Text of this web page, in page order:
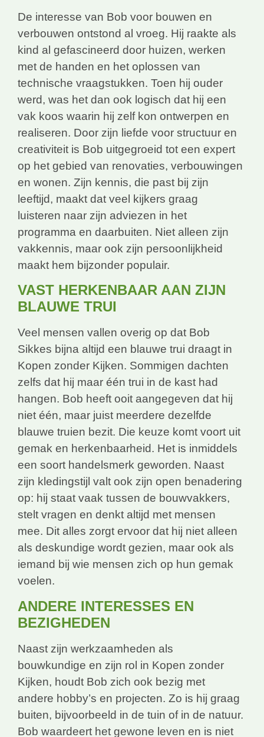
De interesse van Bob voor bouwen en
verbouwen ontstond al vroeg. Hij raakte als
kind al gefascineerd door huizen, werken
met de handen en het oplossen van
technische vraagstukken. Toen hij ouder
werd, was het dan ook logisch dat hij een
vak koos waarin hij zelf kon ontwerpen en
realiseren. Door zijn liefde voor structuur en
creativiteit is Bob uitgegroeid tot een expert
op het gebied van renovaties, verbouwingen
en wonen. Zijn kennis, die past bij zijn
leeftijd, maakt dat veel kijkers graag
luisteren naar zijn adviezen in het
programma en daarbuiten. Niet alleen zijn
vakkennis, maar ook zijn persoonlijkheid
maakt hem bijzonder populair.
VAST HERKENBAAR AAN ZIJN
BLAUWE TRUI
Veel mensen vallen overig op dat Bob
Sikkes bijna altijd een blauwe trui draagt in
Kopen zonder Kijken. Sommigen dachten
zelfs dat hij maar één trui in de kast had
hangen. Bob heeft ooit aangegeven dat hij
niet één, maar juist meerdere dezelfde
blauwe truien bezit. Die keuze komt voort uit
gemak en herkenbaarheid. Het is inmiddels
een soort handelsmerk geworden. Naast
zijn kledingstijl valt ook zijn open benadering
op: hij staat vaak tussen de bouwvakkers,
stelt vragen en denkt altijd met mensen
mee. Dit alles zorgt ervoor dat hij niet alleen
als deskundige wordt gezien, maar ook als
iemand bij wie mensen zich op hun gemak
voelen.
ANDERE INTERESSES EN
BEZIGHEDEN
Naast zijn werkzaamheden als
bouwkundige en zijn rol in Kopen zonder
Kijken, houdt Bob zich ook bezig met
andere hobby’s en projecten. Zo is hij graag
buiten, bijvoorbeeld in de tuin of in de natuur.
Bob waardeert het gewone leven en is niet